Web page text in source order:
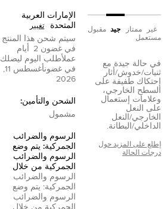
غير
مستعمل
ممتاز جيد مقبول
في حالة جيدة مع
ثنيات/خدوش/أثار
إحتكاك طفيفة على
السطح الخارجي،
وعلامات إستعمال
على النعل
الخارجي/النعل
الداخلي/البطانة.
إطلع على المزيد حول
درجات الحالة
الإمارات العربية
المتحدة
تغيير
سيتم شحن هذا المنتج
في غضون 2
أيام
عملأطلب اليوم ليصلك
في غضون
أغسطس 11,
2026
الشحن والتأمين:
مشمول
الرسوم والضرائب
الجمركية: يتم وضع
الرسوم والضرائب
الجمركية من خلال
الرسوم والضرائب
الجمركية: يتم وضع
الرسوم والضرائب
الجمركية من خلال